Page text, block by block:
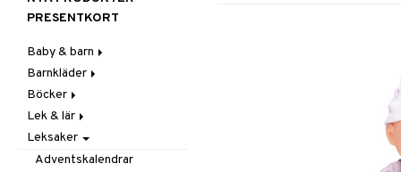
PRESENTKORT
Baby & barn
Accessoarer
För håret
Hattar & Mössor
Övrigt
Plånböcker
Aktivitet
Babygym
Babysitters
Bit & Skallra
Äta
Barnservis
Haklappar
Badrockar & Handdukar
Barnvagnstillbehör
Barnkläder
Accessoarer
Kepsar & Solhattar
Badkläder & UV-kläder
Klänningar
Nederdelar
Böcker
Dagböcker
Läs & Lär
Målarböcker
Lek & lär
Experiment
Inlärningsspel
Leksaker
Adventskalendrar